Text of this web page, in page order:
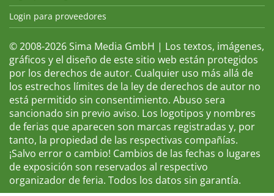
Login para proveedores
© 2008-2026 Sima Media GmbH | Los textos, imágenes,
gráficos y el diseño de este sitio web están protegidos
por los derechos de autor. Cualquier uso más allá de
los estrechos límites de la ley de derechos de autor no
está permitido sin consentimiento. Abuso sera
sancionado sin previo aviso. Los logotipos y nombres
de ferias que aparecen son marcas registradas y, por
tanto, la propiedad de las respectivas compañías.
¡Salvo error o cambio! Cambios de las fechas o lugares
de exposición son reservados al respectivo
organizador de feria. Todos los datos sin garantía.